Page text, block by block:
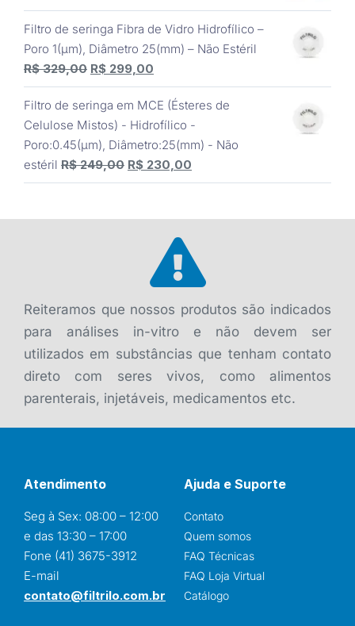
R$ 3.510,00. R$ 3.150,00.
original
era:
R$ 1.900,00.
atual
é:
Filtro de seringa Fibra de Vidro Hidrofílico –
Poro 1(μm), Diâmetro 25(mm) – Não Estéril
R$329,00 O
preço
original
era:
R$ 329,00.
R$ 299,00
preço
atual
é:
R$ 299,00.
Filtro de seringa em MCE (Ésteres de
Celulose Mistos) - Hidrofílico -
Poro:0.45(μm), Diâmetro:25(mm) - Não
estéril R$249,00 O
preço
era:
R$ 249,00.
R$ 230,00
preço
é:
Reiteramos que nossos produtos são indicados
para análises in-vitro e não devem ser
utilizados em substâncias que tenham contato
direto com seres vivos, como alimentos
parenterais, injetáveis, medicamentos etc.
Atendimento
Seg à Sex: 08:00 – 12:00
e das 13:30 – 17:00
Fone (41) 3675-3912
E-mail
contato@filtrilo.com.br
Ajuda e Suporte
Contato
Quem somos
FAQ Técnicas
FAQ Loja Virtual
Catálogo